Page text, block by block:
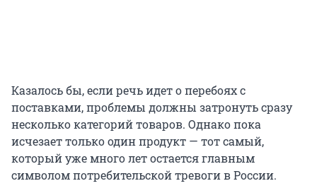
Казалось бы, если речь идет о перебоях с
поставками, проблемы должны затронуть сразу
несколько категорий товаров. Однако пока
исчезает только один продукт — тот самый,
который уже много лет остается главным
символом потребительской тревоги в России.